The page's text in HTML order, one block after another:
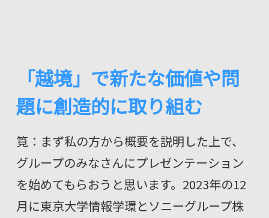
「越境」で新たな価値や問
題に創造的に取り組む
筧：まず私の方から概要を説明した上で、
グループのみなさんにプレゼンテーション
を始めてもらおうと思います。2023年の12
月に東京大学情報学環とソニーグループ株